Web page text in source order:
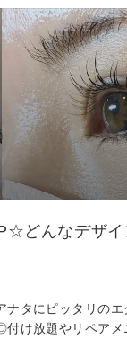
どんなデザイ
ナタにピッタリの
付け放題やリペア